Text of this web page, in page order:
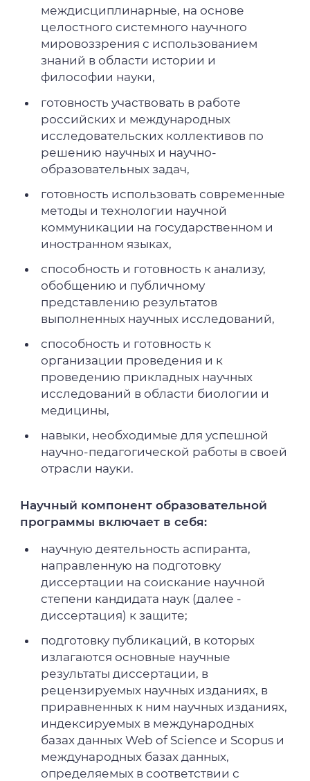
междисциплинарные, на основе
целостного системного научного
мировоззрения с использованием
знаний в области истории и
философии науки,
готовность участвовать в работе
российских и международных
исследовательских коллективов по
решению научных и научно-
образовательных задач,
готовность использовать современные
методы и технологии научной
коммуникации на государственном и
иностранном языках,
способность и готовность к анализу,
обобщению и публичному
представлению результатов
выполненных научных исследований,
способность и готовность к
организации проведения и к
проведению прикладных научных
исследований в области биологии и
медицины,
навыки, необходимые для успешной
научно-педагогической работы в своей
отрасли науки.
Научный компонент образовательной
программы включает в себя:
научную деятельность аспиранта,
направленную на подготовку
диссертации на соискание научной
степени кандидата наук (далее -
диссертация) к защите;
подготовку публикаций, в которых
излагаются основные научные
результаты диссертации, в
рецензируемых научных изданиях, в
приравненных к ним научных изданиях,
индексируемых в международных
базах данных Web of Science и Scopus и
международных базах данных,
определяемых в соответствии с